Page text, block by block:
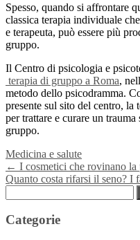
Spesso, quando si affrontare
classica terapia individuale
e terapeuta, può essere più
gruppo.
Il Centro di psicologia e
terapia di gruppo a Roma,
metodo dello psicodramma.
presente sul sito del centro,
per trattare e curare un
gruppo.
Medicina e salute
Navigazione
articoli
← I cosmetici che rovinano
Quanto costa rifarsi il seno? I
per:
Categorie